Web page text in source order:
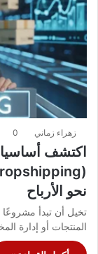
زهراء زماني 0
اكتشف
نحو الأرباح
تخيل أن تبدأ مشروعًا
المنتجات أو إدارة